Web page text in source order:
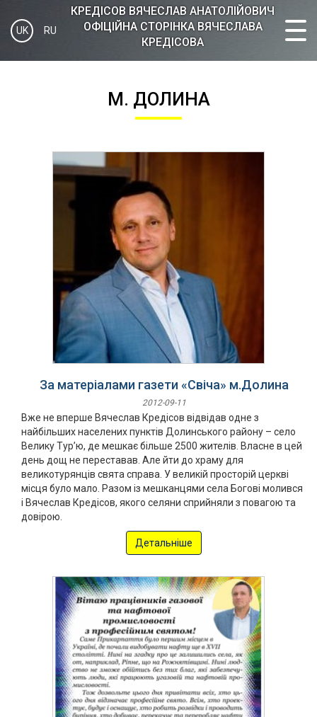
КРЕДІСOВ ВЯЧЕСЛАВ АНАТОЛІЙОВИЧ
ОФІЦІЙНА СТОРІНКА ВЯЧЕСЛАВА
КРЕДІСОВА
UK RU
М. ДОЛИНА
За матеріалами газети «Свіча» м.Долина
2012-09-11
Вже не вперше Вячеслав Кредісов відвідав одне з
найбільших населених пунктів Долинського району – село
Велику Тур’ю, де мешкає більше 2500 жителів. Власне в цей
день дощ не переставав. Але йти до храму для
великотурянців свята справа. У великій просторій церкві
місця було мало. Разом із мешканцями села Богові молився
і Вячеслав Кредісов, якого селяни сприйняли з повагою та
довірою.
Детальніше